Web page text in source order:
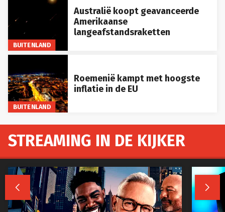
BUITENLAND
Australië koopt geavanceerde
Amerikaanse
langeafstandsraketten
BUITENLAND
Roemenië kampt met hoogste
inflatie in de EU
STREAMING IN DE KIJKER
 